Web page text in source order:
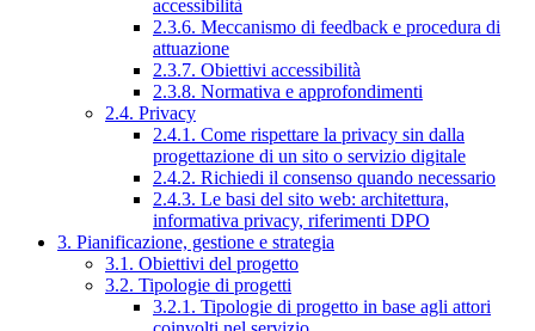
accessibilità
2.3.6. Meccanismo di feedback e procedura di
attuazione
2.3.7. Obiettivi accessibilità
2.3.8. Normativa e approfondimenti
2.4. Privacy
2.4.1. Come rispettare la privacy sin dalla
progettazione di un sito o servizio digitale
2.4.2. Richiedi il consenso quando necessario
2.4.3. Le basi del sito web: architettura,
informativa privacy, riferimenti DPO
3. Pianificazione, gestione e strategia
3.1. Obiettivi del progetto
3.2. Tipologie di progetti
3.2.1. Tipologie di progetto in base agli attori